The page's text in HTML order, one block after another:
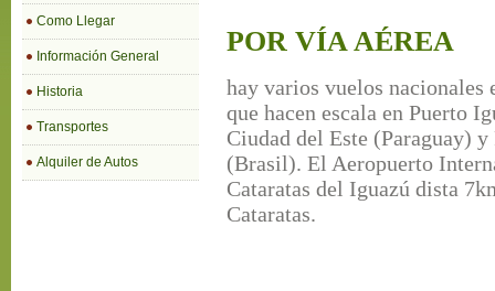
Como Llegar
Información General
Historia
Transportes
Alquiler de Autos
POR VÍA AÉREA
hay varios vuelos nacionales
que hacen escala en Puerto
Ciudad del Este (Paraguay)
(Brasil). El Aeropuerto
Cataratas del Iguazú dista
Cataratas.